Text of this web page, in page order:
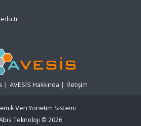
| AVESİS Hakkında | İletişim
Veri Yönetim Sistemi
Teknoloji © 2026